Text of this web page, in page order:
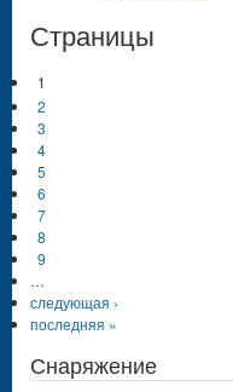
Страницы
1
2
3
4
5
6
7
8
9
…
следующая ›
последняя »
Снаряжение